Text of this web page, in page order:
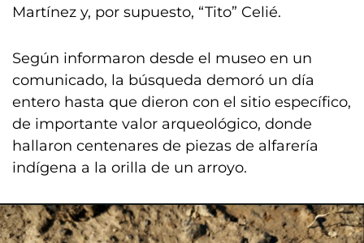
Martínez y, por supuesto, “Tito” Celié.
Según informaron desde el museo en un
comunicado, la búsqueda demoró un día
entero hasta que dieron con el sitio específico,
de importante valor arqueológico, donde
hallaron centenares de piezas de alfarería
indígena a la orilla de un arroyo.